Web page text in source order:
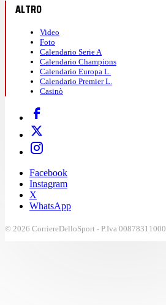
ALTRO
Video
Foto
Calendario Serie A
Calendario Champions
Calendario Europa L.
Calendario Premier L.
Casinò
Facebook
Instagram
X
WhatsApp
© 2026 CorriereDelloSport - P.Iva 00878311000